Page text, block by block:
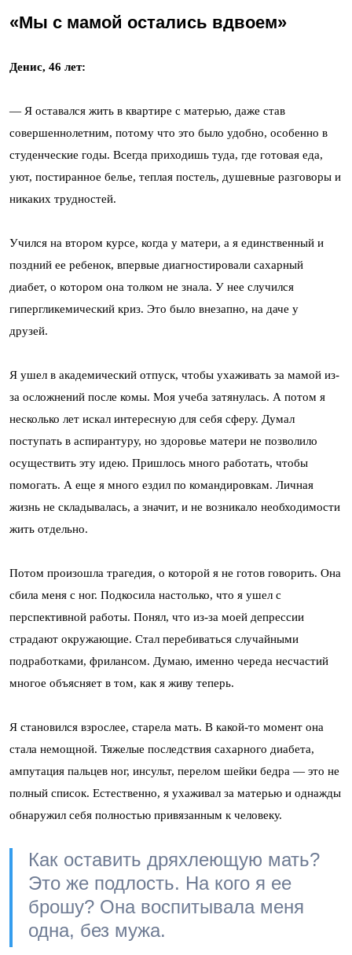
«Мы с мамой остались вдвоем»
Денис, 46 лет:
— Я оставался жить в квартире с матерью, даже став
совершеннолетним, потому что это было удобно, особенно в
студенческие годы. Всегда приходишь туда, где готовая еда,
уют, постиранное белье, теплая постель, душевные разговоры и
никаких трудностей.
Учился на втором курсе, когда у матери, а я единственный и
поздний ее ребенок, впервые диагностировали сахарный
диабет, о котором она толком не знала. У нее случился
гипергликемический криз. Это было внезапно, на даче у
друзей.
Я ушел в академический отпуск, чтобы ухаживать за мамой из-
за осложнений после комы. Моя учеба затянулась. А потом я
несколько лет искал интересную для себя сферу. Думал
поступать в аспирантуру, но здоровье матери не позволило
осуществить эту идею. Пришлось много работать, чтобы
помогать. А еще я много ездил по командировкам. Личная
жизнь не складывалась, а значит, и не возникало необходимости
жить отдельно.
Потом произошла трагедия, о которой я не готов говорить. Она
сбила меня с ног. Подкосила настолько, что я ушел с
перспективной работы. Понял, что из-за моей депрессии
страдают окружающие. Стал перебиваться случайными
подработками, фрилансом. Думаю, именно череда несчастий
многое объясняет в том, как я живу теперь.
Я становился взрослее, старела мать. В какой-то момент она
стала немощной. Тяжелые последствия сахарного диабета,
ампутация пальцев ног, инсульт, перелом шейки бедра — это не
полный список. Естественно, я ухаживал за матерью и однажды
обнаружил себя полностью привязанным к человеку.
Как оставить дряхлеющую мать?
Это же подлость. На кого я ее
брошу? Она воспитывала меня
одна, без мужа.